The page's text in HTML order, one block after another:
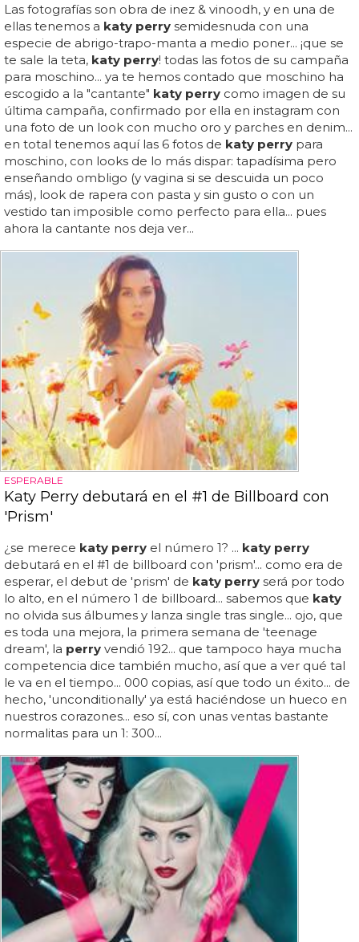
Las fotografías son obra de inez & vinoodh, y en una de
ellas tenemos a katy perry semidesnuda con una
especie de abrigo-trapo-manta a medio poner... ¡que se
te sale la teta, katy perry! todas las fotos de su campaña
para moschino... ya te hemos contado que moschino ha
escogido a la "cantante" katy perry como imagen de su
última campaña, confirmado por ella en instagram con
una foto de un look con mucho oro y parches en denim...
en total tenemos aquí las 6 fotos de katy perry para
moschino, con looks de lo más dispar: tapadísima pero
enseñando ombligo (y vagina si se descuida un poco
más), look de rapera con pasta y sin gusto o con un
vestido tan imposible como perfecto para ella... pues
ahora la cantante nos deja ver...
ESPERABLE
Katy Perry debutará en el #1 de Billboard con
'Prism'
¿se merece katy perry el número 1? ... katy perry
debutará en el #1 de billboard con 'prism'... como era de
esperar, el debut de 'prism' de katy perry será por todo
lo alto, en el número 1 de billboard... sabemos que katy
no olvida sus álbumes y lanza single tras single... ojo, que
es toda una mejora, la primera semana de 'teenage
dream', la perry vendió 192... que tampoco haya mucha
competencia dice también mucho, así que a ver qué tal
le va en el tiempo... 000 copias, así que todo un éxito... de
hecho, 'unconditionally' ya está haciéndose un hueco en
nuestros corazones... eso sí, con unas ventas bastante
normalitas para un 1: 300...